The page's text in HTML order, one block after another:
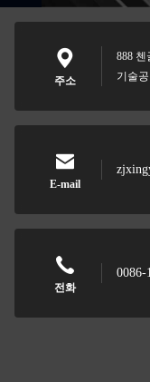
주소
888 첸
기술
E-mail
전화
0086-